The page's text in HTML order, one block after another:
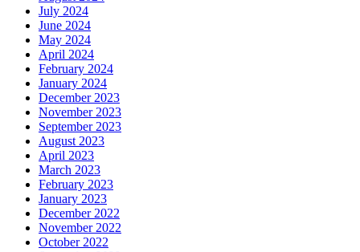
July 2024
June 2024
May 2024
April 2024
February 2024
January 2024
December 2023
November 2023
September 2023
August 2023
April 2023
March 2023
February 2023
January 2023
December 2022
November 2022
October 2022